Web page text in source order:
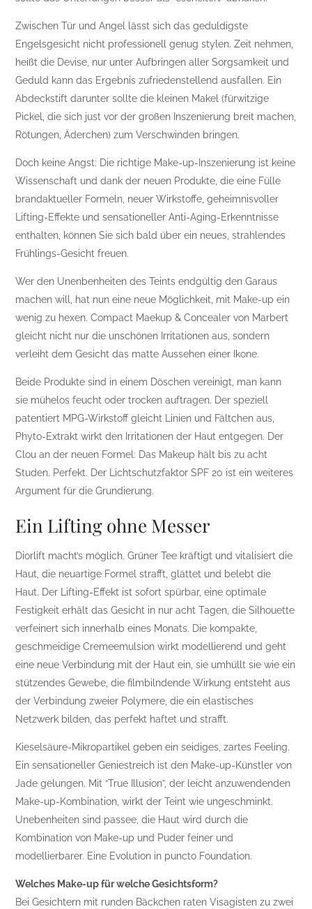
Zwischen Tür und Angel lässt sich das geduldigste
Engelsgesicht nicht professionell genug stylen. Zeit nehmen,
heißt die Devise, nur unter Aufbringen aller Sorgsamkeit und
Geduld kann das Ergebnis zufriedenstellend ausfallen. Ein
Abdeckstift darunter sollte die kleinen Makel (fürwitzige
Pickel, die sich just vor der großen Inszenierung breit machen,
Rötungen, Äderchen) zum Verschwinden bringen.
Doch keine Angst: Die richtige Make-up-Inszenierung ist keine
Wissenschaft und dank der neuen Produkte, die eine Fülle
brandaktueller Formeln, neuer Wirkstoffe, geheimnisvoller
Lifting-Effekte und sensationeller Anti-Aging-Erkenntnisse
enthalten, können Sie sich bald über ein neues, strahlendes
Frühlings-Gesicht freuen.
Wer den Unenbenheiten des Teints endgültig den Garaus
machen will, hat nun eine neue Möglichkeit, mit Make-up ein
wenig zu hexen. Compact Maekup & Concealer von Marbert
gleicht nicht nur die unschönen Irritationen aus, sondern
verleiht dem Gesicht das matte Aussehen einer Ikone.
Beide Produkte sind in einem Döschen vereinigt, man kann
sie mühelos feucht oder trocken auftragen. Der speziell
patentiert MPG-Wirkstoff gleicht Linien und Fältchen aus,
Phyto-Extrakt wirkt den Irritationen der Haut entgegen. Der
Clou an der neuen Formel: Das Makeup hält bis zu acht
Studen. Perfekt. Der Lichtschutzfaktor SPF 20 ist ein weiteres
Argument für die Grundierung.
Ein Lifting ohne Messer
Diorlift macht’s möglich. Grüner Tee kräftigt und vitalisiert die
Haut, die neuartige Formel strafft, glättet und belebt die
Haut. Der Lifting-Effekt ist sofort spürbar, eine optimale
Festigkeit erhält das Gesicht in nur acht Tagen, die Silhouette
verfeinert sich innerhalb eines Monats. Die kompakte,
geschmeidige Cremeemulsion wirkt modellierend und geht
eine neue Verbindung mit der Haut ein, sie umhüllt sie wie ein
stützendes Gewebe, die filmbilndende Wirkung entsteht aus
der Verbindung zweier Polymere, die ein elastisches
Netzwerk bilden, das perfekt haftet und strafft.
Kieselsäure-Mikropartikel geben ein seidiges, zartes Feeling.
Ein sensationeller Geniestreich ist den Make-up-Künstler von
Jade gelungen. Mit “True Illusion”, der leicht anzuwendenden
Make-up-Kombination, wirkt der Teint wie ungeschminkt.
Unebenheiten sind passee, die Haut wird durch die
Kombination von Make-up und Puder feiner und
modellierbarer. Eine Evolution in puncto Foundation.
Welches Make-up für welche Gesichtsform?
Bei Gesichtern mit runden Bäckchen raten Visagisten zu zwei